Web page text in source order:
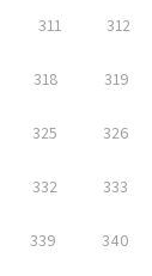
311 312
318 319
325 326
332 333
339 340